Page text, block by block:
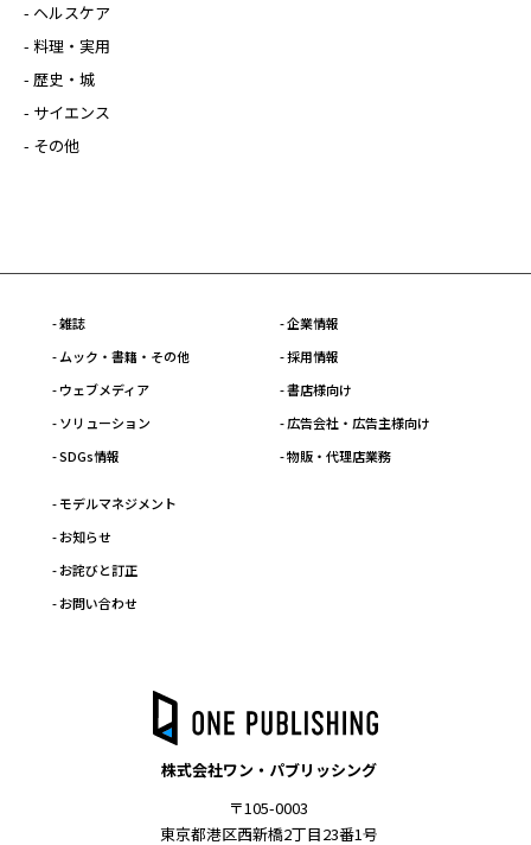
- ヘルスケア
- 料理・実用
- 歴史・城
- サイエンス
- その他
- 雑誌
- ムック・書籍・その他
- ウェブメディア
- ソリューション
- SDGs情報
- 企業情報
- 採用情報
- 書店様向け
- 広告会社・広告主様向け
- 物販・代理店業務
- モデルマネジメント
- お知らせ
- お詫びと訂正
- お問い合わせ
株式会社ワン・パブリッシング
〒105-0003
東京都港区西新橋2丁目23番1号